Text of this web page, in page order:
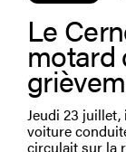
Le
motard
Jeudi 23 juillet,
voiture
circulait sur la